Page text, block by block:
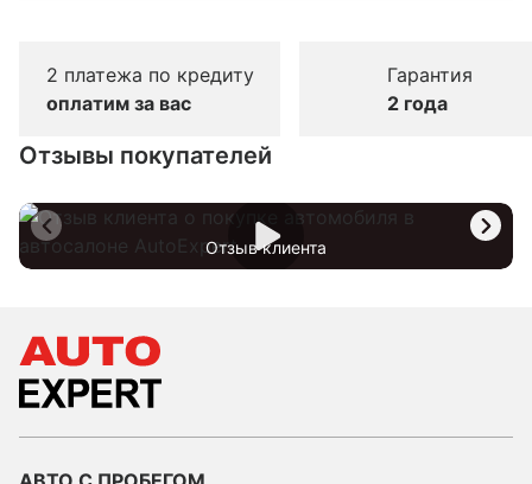
2 платежа по кредиту
оплатим за вас
Гарантия
2 года
Отзывы покупателей
Отзыв клиента